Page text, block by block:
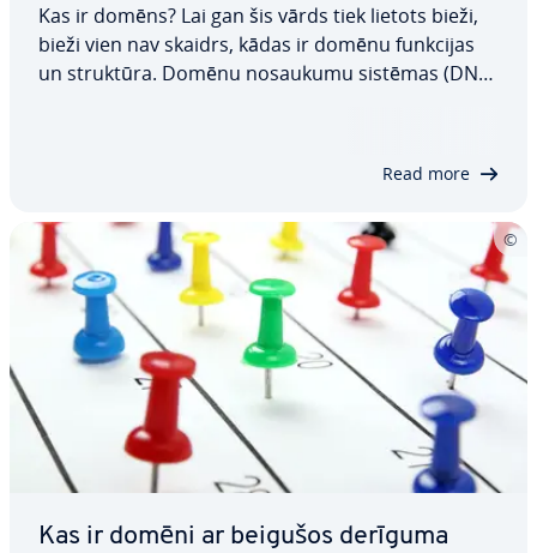
Kas ir domēns? Lai gan šis vārds tiek lietots bieži,
bieži vien nav skaidrs, kādas ir domēnu funkcijas
un struktūra. Domēnu nosaukumu sistēmas (DNS)
Read more
Kas ir domēni ar beigušos derīguma